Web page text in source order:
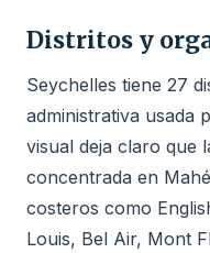
Distritos y
Seychelles tiene 27
administrativa usada
visual deja claro que
concentrada en
costeros como
Louis, Bel Air, Mont